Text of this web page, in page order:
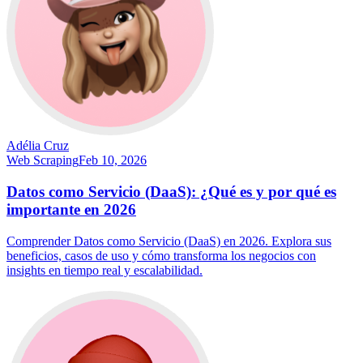
Adélia Cruz
Web ScrapingFeb 10, 2026
Datos como Servicio (DaaS): ¿Qué es y por qué es
importante en 2026
Comprender Datos como Servicio (DaaS) en 2026. Explora sus
beneficios, casos de uso y cómo transforma los negocios con
insights en tiempo real y escalabilidad.